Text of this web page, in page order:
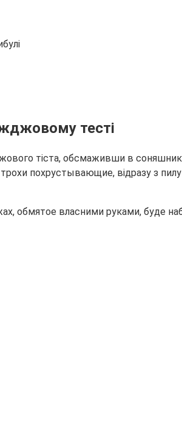
тесті
тіста, обсмаживши в
похрустывающие, відразу з
обмятое власними руками, буде